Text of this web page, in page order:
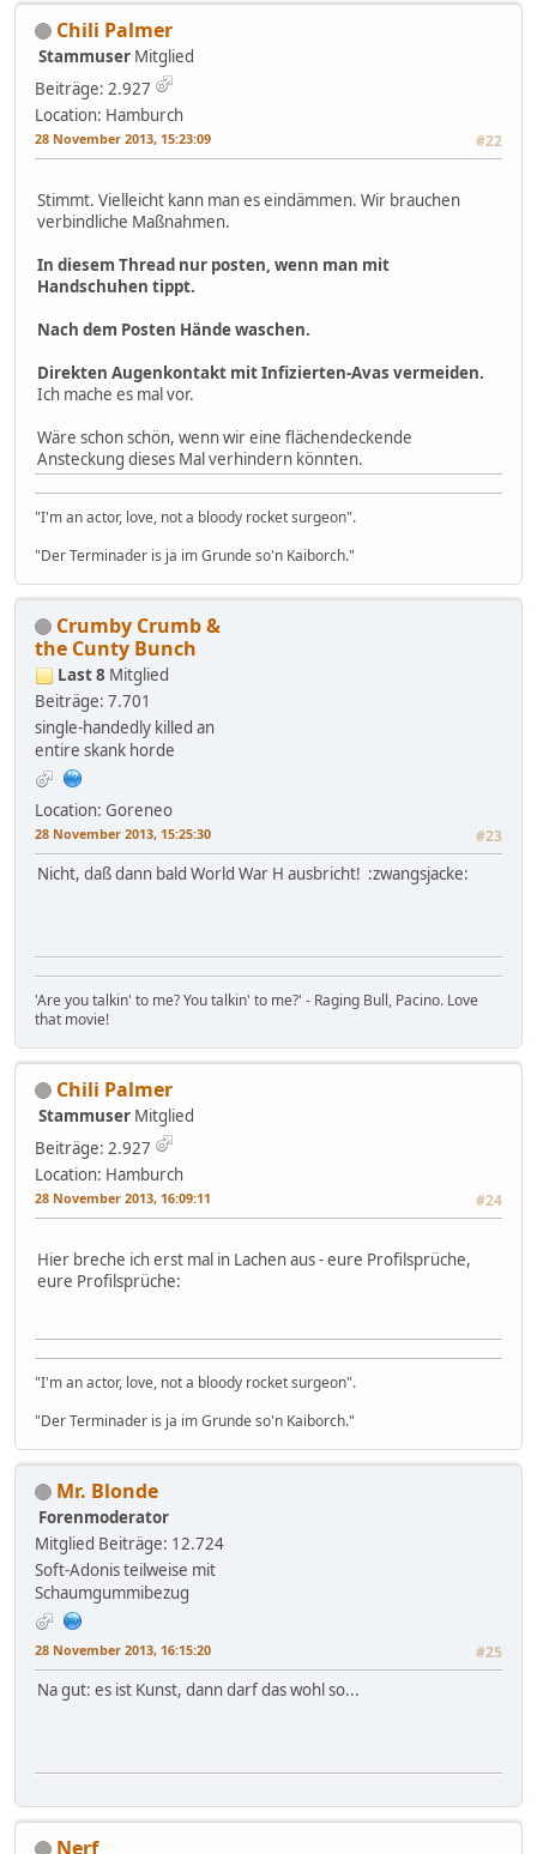
Chili Palmer
Stammuser Mitglied
Beiträge: 2.927
Location: Hamburch
28 November 2013, 15:23:09 #22
Stimmt. Vielleicht kann man es eindämmen. Wir brauchen
verbindliche Maßnahmen.
In diesem Thread nur posten, wenn man mit
Handschuhen tippt.
Nach dem Posten Hände waschen.
Direkten Augenkontakt mit Infizierten-Avas vermeiden.
Ich mache es mal vor.
Wäre schon schön, wenn wir eine flächendeckende
Ansteckung dieses Mal verhindern könnten.
"I'm an actor, love, not a bloody rocket surgeon".
"Der Terminader is ja im Grunde so'n Kaiborch."
Crumby Crumb &
the Cunty Bunch
Last 8 Mitglied
Beiträge: 7.701
single-handedly killed an
entire skank horde
Location: Goreneo
28 November 2013, 15:25:30 #23
Nicht, daß dann bald World War H ausbricht! :zwangsjacke:
'Are you talkin' to me? You talkin' to me?' - Raging Bull, Pacino. Love
that movie!
Chili Palmer
Stammuser Mitglied
Beiträge: 2.927
Location: Hamburch
28 November 2013, 16:09:11 #24
Hier breche ich erst mal in Lachen aus - eure Profilsprüche,
eure Profilsprüche:
"I'm an actor, love, not a bloody rocket surgeon".
"Der Terminader is ja im Grunde so'n Kaiborch."
Mr. Blonde
Forenmoderator
Mitglied Beiträge: 12.724
Soft-Adonis teilweise mit
Schaumgummibezug
28 November 2013, 16:15:20 #25
Na gut: es ist Kunst, dann darf das wohl so...
Nerf